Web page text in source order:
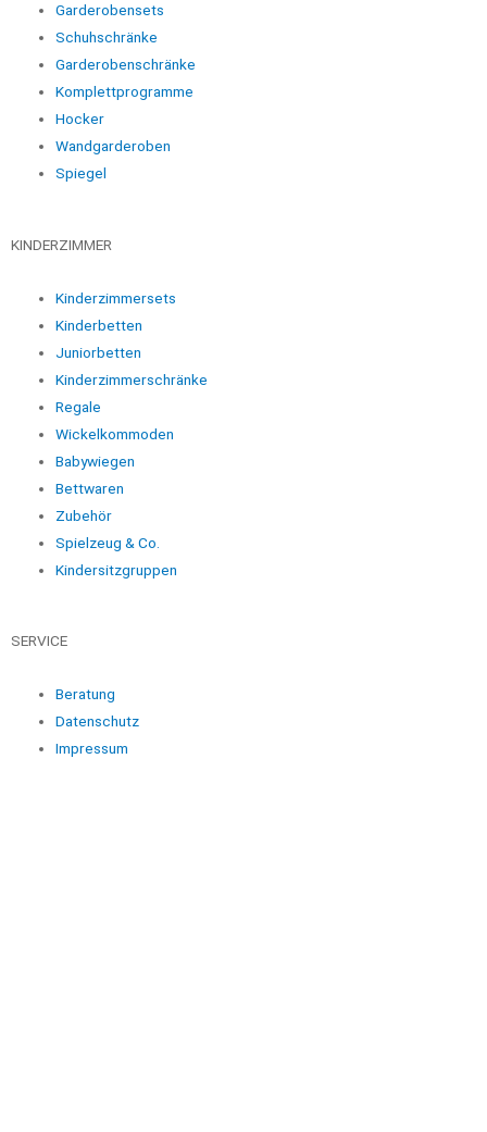
Garderobensets
Schuhschränke
Garderobenschränke
Komplettprogramme
Hocker
Wandgarderoben
Spiegel
KINDERZIMMER
Kinderzimmersets
Kinderbetten
Juniorbetten
Kinderzimmerschränke
Regale
Wickelkommoden
Babywiegen
Bettwaren
Zubehör
Spielzeug & Co.
Kindersitzgruppen
SERVICE
Beratung
Datenschutz
Impressum